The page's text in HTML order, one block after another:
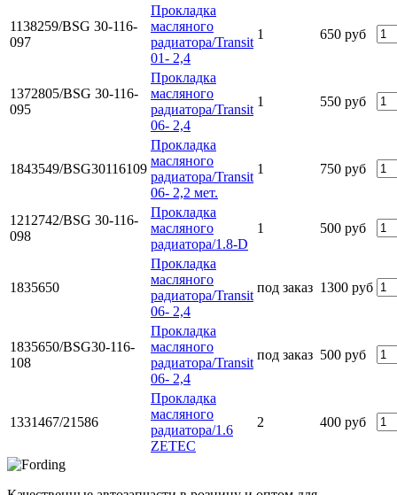
1138259/BSG 30-116-
097
Прокладка
масляного
радиатора/Transit
01- 2,4
1 650 руб
1372805/BSG 30-116-
095
Прокладка
масляного
радиатора/Transit
06- 2,4
1 550 руб
1843549/BSG30116109
Прокладка
масляного
радиатора/Transit
06- 2,2 мет.
1 750 руб
1212742/BSG 30-116-
098
Прокладка
масляного
радиатора/1.8-D
1 500 руб
1835650
Прокладка
масляного
радиатора/Transit
06- 2,4
под заказ 1300 руб
1835650/BSG30-116-
108
Прокладка
масляного
радиатора/Transit
06- 2,4
под заказ 500 руб
1331467/21586
Прокладка
масляного
радиатора/1.6
ZETEC
2 400 руб